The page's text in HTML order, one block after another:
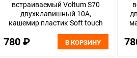
встраиваемый Voltum S70
двухклавишный 10А,
кашемир пластик Soft touch
780 ₽ В КОРЗИНУ